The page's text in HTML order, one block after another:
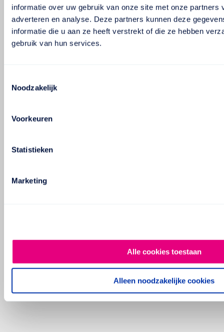
informatie over uw gebruik van onze site met onze partners
adverteren en analyse. Deze partners kunnen deze
informatie die u aan ze heeft verstrekt of die ze hebben
gebruik van hun services.
Noodzakelijk
Voorkeuren
Statistieken
Marketing
Alle cookies toestaan
Alleen noodzakelijke cookies